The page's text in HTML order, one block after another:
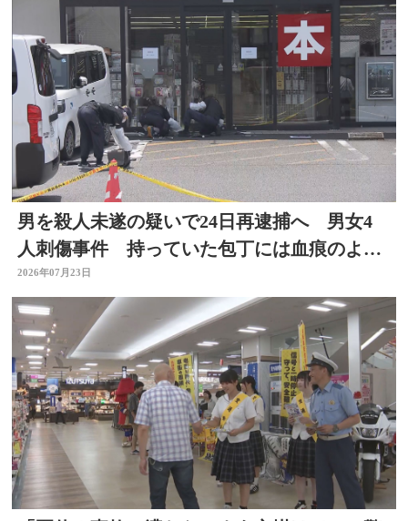
男を殺人未遂の疑いで24日再逮捕へ 男女4
人刺傷事件 持っていた包丁には血痕のよう
なもの付着
2026年07月23日